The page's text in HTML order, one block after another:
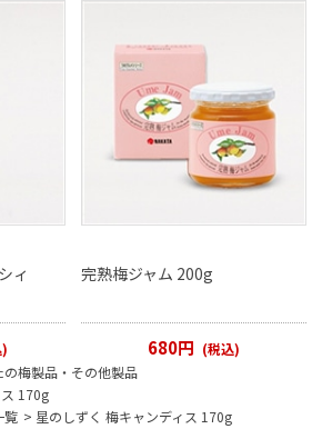
ィ
完熟梅ジャム 200g
680円 (税込)
梅製品・その他製品
170g
覧 > 星のしずく 梅キャンディス 170g